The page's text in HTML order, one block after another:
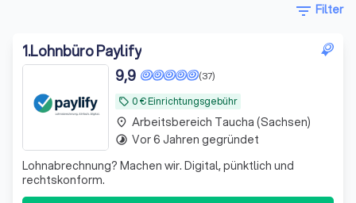
filter_list Filter
1.Lohnbüro Paylify
local_offer 0 € Einrichtungsgebühr
(37)
9,9
Lohnabrechnung? Machen wir. Digital, pünktlich und
rechtskonform.
place Arbeitsbereich Taucha (Sachsen)
timelapse Vor 6 Jahren gegründet